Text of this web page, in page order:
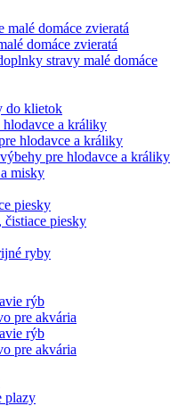
malé domáce zvieratá
domáce zvieratá
stravy malé domáce
do klietok
a králiky
hlodavce a králiky
pre hlodavce a králiky
misky
piesky
piesky
ryby
rýb
pre akvária
rýb
pre akvária
plazy